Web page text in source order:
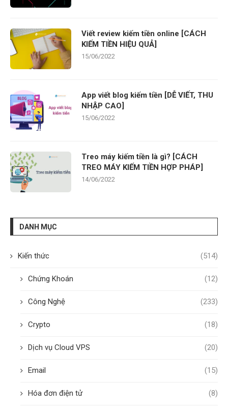
Viết review kiếm tiền online [CÁCH
KIẾM TIỀN HIỆU QUẢ]
15/06/2022
App viết blog kiếm tiền [DỄ VIẾT, THU
NHẬP CAO]
15/06/2022
Treo máy kiếm tiền là gì? [CÁCH
TREO MÁY KIẾM TIỀN HỢP PHÁP]
14/06/2022
DANH MỤC
Kiến thức (514)
Chứng Khoán (12)
Công Nghệ (233)
Crypto (18)
Dịch vụ Cloud VPS (20)
Email (15)
Hóa đơn điện tử (8)